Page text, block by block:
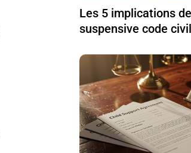
Les 5 implications
suspensive code